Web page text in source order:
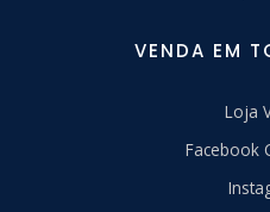
VENDA EM
Loja
Facebook